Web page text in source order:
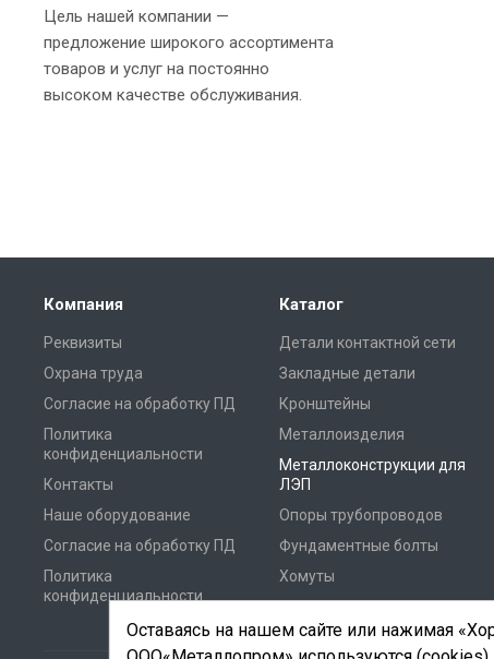
Цель нашей компании —
предложение широкого ассортимента
товаров и услуг на постоянно
высоком качестве обслуживания.
Компания
Реквизиты
Охрана труда
Согласие на обработку ПД
Политика
конфиденциальности
Контакты
Наше оборудование
Согласие на обработку ПД
Политика
конфиденциальности
Каталог
Детали контактной сети
Закладные детали
Кронштейны
Металлоизделия
Металлоконструкции для
ЛЭП
Опоры трубопроводов
Фундаментные болты
Хомуты
Оставаясь на нашем сайте или нажимая